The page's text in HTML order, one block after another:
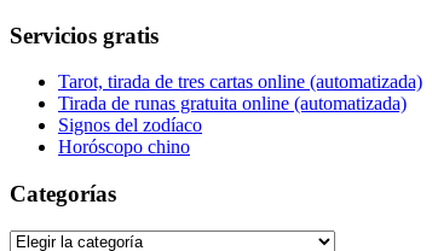
Servicios gratis
Tarot, tirada de tres cartas online (automatizada)
Tirada de runas gratuita online (automatizada)
Signos del zodíaco
Horóscopo chino
Categorías
Categorías